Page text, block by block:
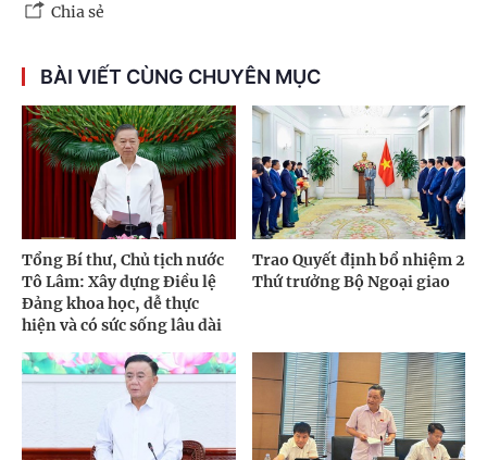
Chia sẻ
BÀI VIẾT CÙNG CHUYÊN MỤC
Tổng Bí thư, Chủ tịch nước
Tô Lâm: Xây dựng Điều lệ
Đảng khoa học, dễ thực
hiện và có sức sống lâu dài
Trao Quyết định bổ nhiệm 2
Thứ trưởng Bộ Ngoại giao